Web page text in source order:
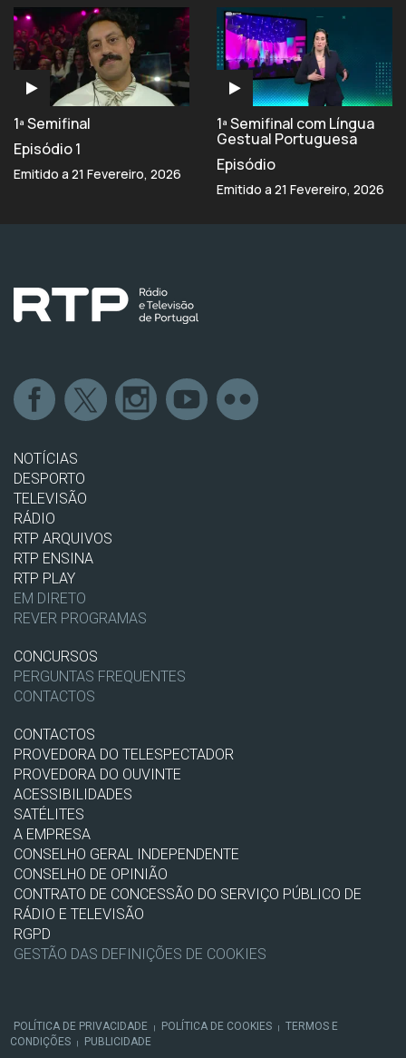
1ª Semifinal
Episódio 1
Emitido a 21 Fevereiro, 2026
1ª Semifinal com Língua
Gestual Portuguesa
Episódio
Emitido a 21 Fevereiro, 2026
NOTÍCIAS
DESPORTO
TELEVISÃO
RÁDIO
RTP ARQUIVOS
RTP ENSINA
RTP PLAY
EM DIRETO
REVER PROGRAMAS
CONCURSOS
PERGUNTAS FREQUENTES
CONTACTOS
CONTACTOS
PROVEDORA DO TELESPECTADOR
PROVEDORA DO OUVINTE
ACESSIBILIDADES
SATÉLITES
A EMPRESA
CONSELHO GERAL INDEPENDENTE
CONSELHO DE OPINIÃO
CONTRATO DE CONCESSÃO DO SERVIÇO PÚBLICO DE
RÁDIO E TELEVISÃO
RGPD
GESTÃO DAS DEFINIÇÕES DE COOKIES
POLÍTICA DE PRIVACIDADE | POLÍTICA DE COOKIES |
TERMOS E
CONDIÇÕES
| PUBLICIDADE